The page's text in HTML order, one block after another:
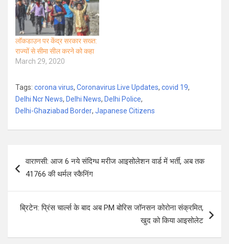
लॉकडाउन पर केंद्र सरकार सख्त:
राज्यों से सीमा सील करने को कहा
March 29, 2020
Tags: corona virus, Coronavirus Live Updates, covid 19,
Delhi Ncr News, Delhi News, Delhi Police,
Delhi-Ghaziabad Border, Japanese Citizens
navigation
वाराणसी: आज 6 नये संदिग्ध मरीज आइसोलेशन वार्ड में भर्ती, अब तक
41766 की थर्मल स्कैनिंग
ब्रिटेन: प्रिंस चार्ल्स के बाद अब PM बोरिस जॉनसन कोरोना संक्रमित,
खुद को किया आइसोलेट